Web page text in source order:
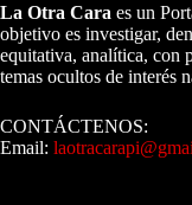
La Otra Cara es un
objetivo es investigar,
equitativa, analítica, con
temas ocultos de interés
CONTÁCTENOS:
Email: